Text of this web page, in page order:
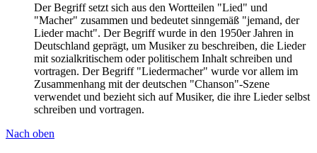
Der Begriff setzt sich aus den Wortteilen "Lied" und
"Macher" zusammen und bedeutet sinngemäß "jemand, der
Lieder macht". Der Begriff wurde in den 1950er Jahren in
Deutschland geprägt, um Musiker zu beschreiben, die Lieder
mit sozialkritischem oder politischem Inhalt schreiben und
vortragen. Der Begriff "Liedermacher" wurde vor allem im
Zusammenhang mit der deutschen "Chanson"-Szene
verwendet und bezieht sich auf Musiker, die ihre Lieder selbst
schreiben und vortragen.
Nach oben